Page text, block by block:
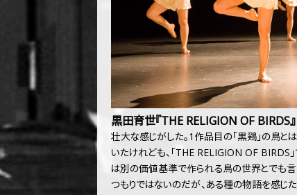
黒田育世『THE RELIGION OF BIRDS』
壮大な感じがした。1作品目の「黒鶏」の鳥と
いたけれども、「THE RELIGION OF BIRDS」
は別の価値基準で作られる鳥の世界とでも言
つもりではないのだが、ある種の物語を感じ